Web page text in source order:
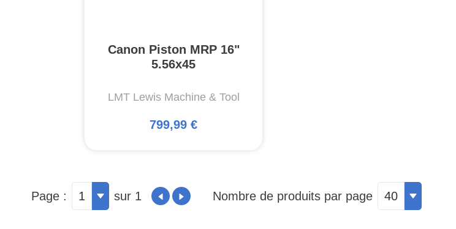
Canon Piston MRP 16"
5.56x45
LMT Lewis Machine & Tool
799,99 €
Page : 1 sur 1 Nombre de produits par page 40